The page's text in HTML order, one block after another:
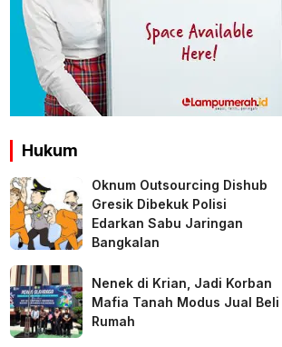
Hukum
Oknum Outsourcing Dishub
Gresik Dibekuk Polisi
Edarkan Sabu Jaringan
Bangkalan
Nenek di Krian, Jadi Korban
Mafia Tanah Modus Jual Beli
Rumah